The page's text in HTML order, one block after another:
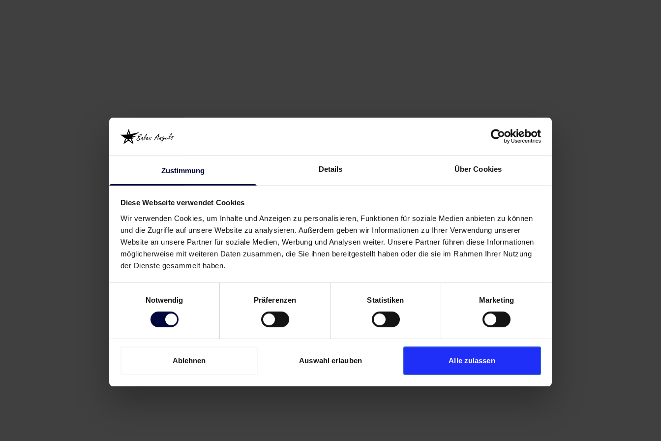
Zustimmung Details Über Cookies
Diese Webseite verwendet Cookies
Wir verwenden Cookies, um Inhalte und Anzeigen zu personalisieren, Funktionen für soziale Medien anbieten zu können
und die Zugriffe auf unsere Website zu analysieren. Außerdem geben wir Informationen zu Ihrer Verwendung unserer
Website an unsere Partner für soziale Medien, Werbung und Analysen weiter. Unsere Partner führen diese Informationen
möglicherweise mit weiteren Daten zusammen, die Sie ihnen bereitgestellt haben oder die sie im Rahmen Ihrer Nutzung
der Dienste gesammelt haben.
Notwendig
Präferenzen Statistiken Marketing
Ablehnen Auswahl erlauben Alle zulassen